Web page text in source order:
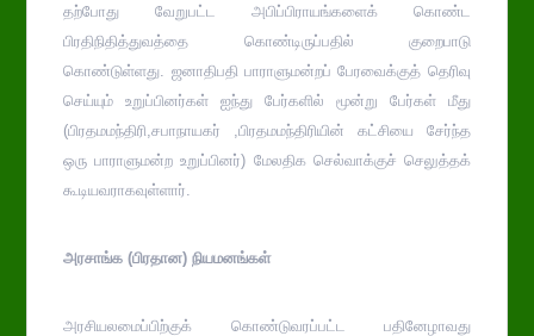
தற்போது வேறுபட்ட அபிப்பிராயங்களைக் கொண்ட
பிரதிநிதித்துவத்தை கொண்டிருப்பதில் குறைபாடு
கொண்டுள்ளது. ஜனாதிபதி பாராளுமன்றப் பேரவைக்குத் தெரிவு
செய்யும் உறுப்பினர்கள் ஐந்து பேர்களில் மூன்று பேர்கள் மீது
(பிரதமமந்திரி,சபாநாயகர் ,பிரதமமந்திரியின் கட்சியை சேர்ந்த
ஒரு பாராளுமன்ற உறுப்பினர்) மேலதிக செல்வாக்குச் செலுத்தக்
கூடியவராகவுள்ளார்.
அரசாங்க (பிரதான) நியமனங்கள்
அரசியலமைப்பிற்குக் கொண்டுவரப்பட்ட பதினேழாவது